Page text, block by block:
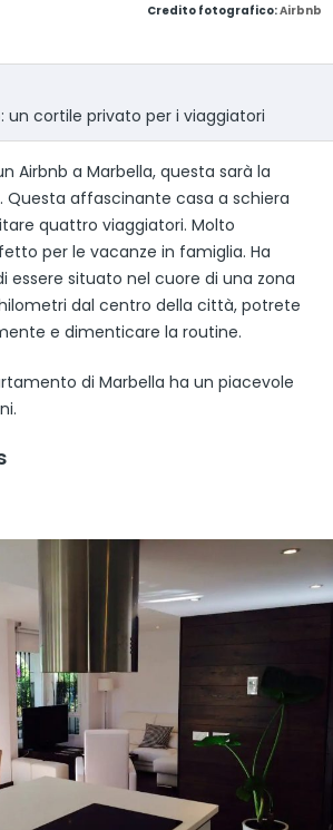
Credito fotografico:Airbnb
: un cortile privato per i viaggiatori
Airbnb a Marbella, questa sarà la
Questa affascinante casa a schiera
quattro viaggiatori. Molto
per le vacanze in famiglia. Ha
essere situato nel cuore di una zona
dal centro della città, potrete
e dimenticare la routine.
di Marbella ha un piacevole